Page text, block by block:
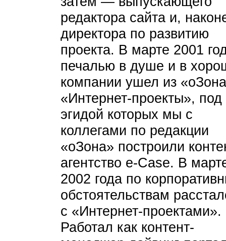
редактора сайта и,
директора по развитию
проекта. В марте 2001
печалью в душе и в
компании ушел из
«Интернет-проекты», под
эгидой которых мы с
коллегами по редакции
«оЗона» построили
агентство e-Case. В
2002 года по
обстоятельствам
с «Интернет-проектами».
Работал как контент-